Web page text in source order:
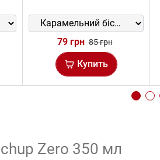
79 грн 85 грн
Купить
Zero 350 мл